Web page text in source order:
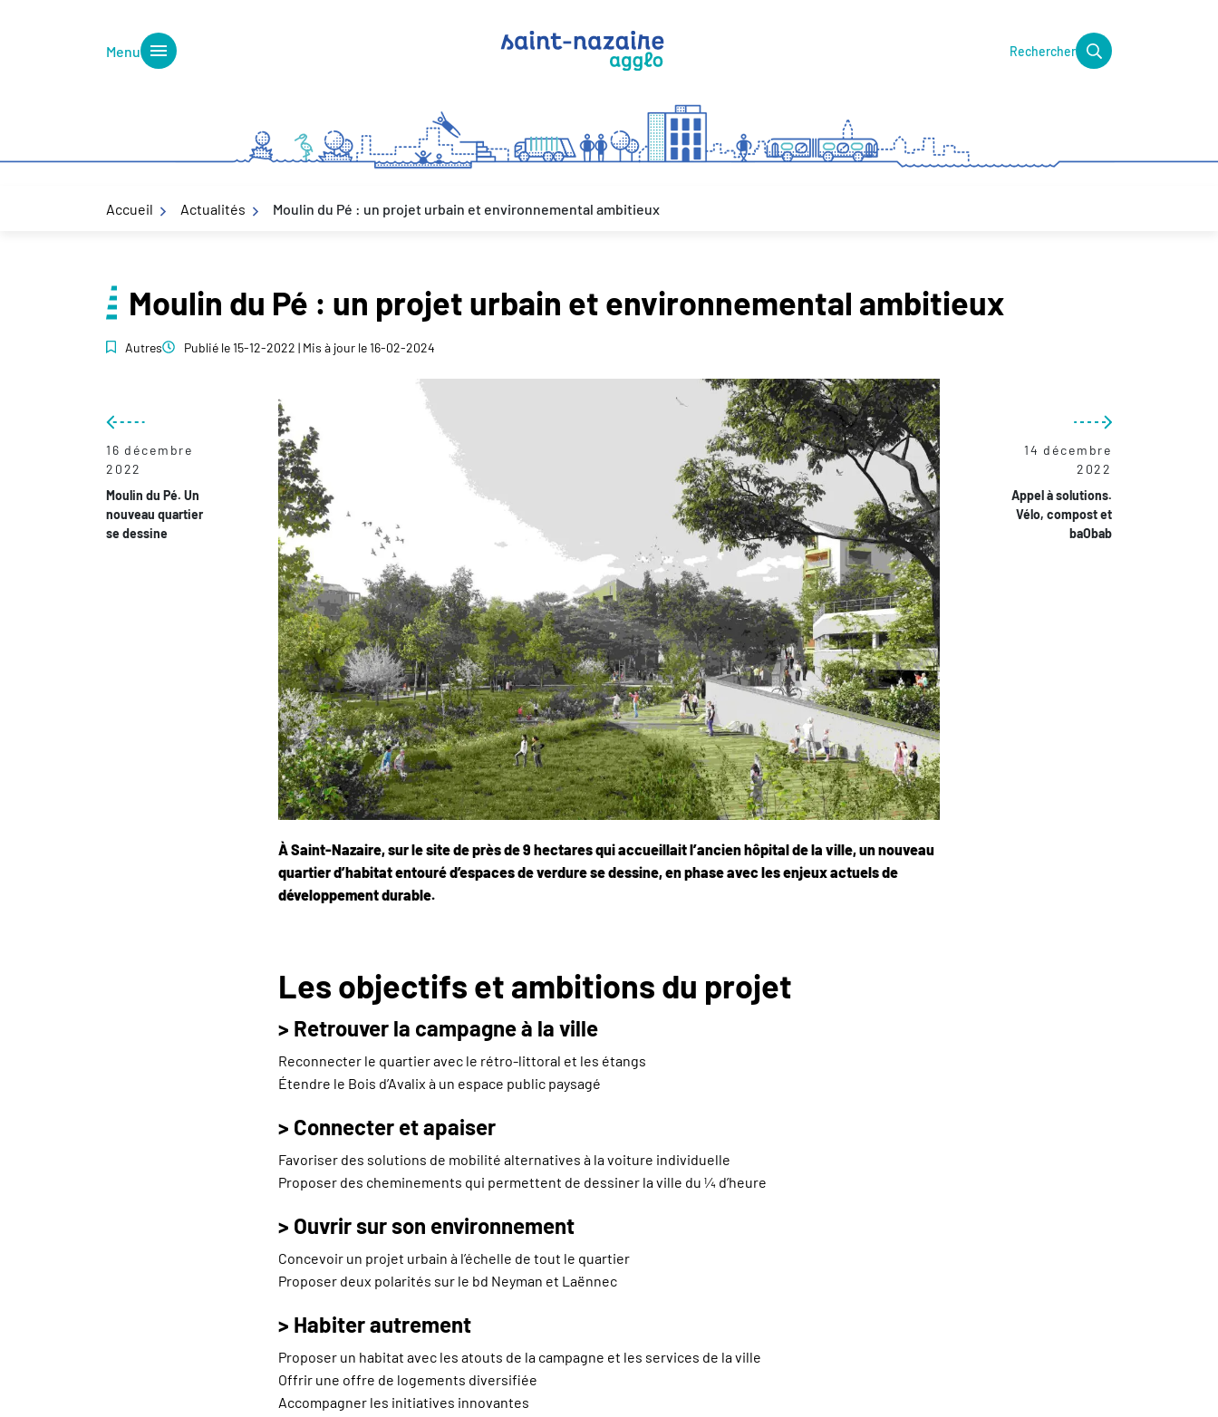
Menu Rechercher
Accueil Actualités Moulin du Pé : un projet urbain et environnemental ambitieux
Moulin du Pé : un projet urbain et environnemental ambitieux
Autres Publié le15-12-2022 | Mis à jour le16-02-2024
16 décembre
2022
Moulin du Pé. Un
nouveau quartier
se dessine
14 décembre
2022
Appel à solutions.
Vélo, compost et
baObab
À Saint-Nazaire, sur le site de près de 9 hectares qui accueillait l’ancien hôpital de la ville, un nouveau
quartier d’habitat entouré d’espaces de verdure se dessine, en phase avec les enjeux actuels de
développement durable.
Les objectifs et ambitions du projet
> Retrouver la campagne à la ville
Reconnecter le quartier avec le rétro-littoral et les étangs
Étendre le Bois d’Avalix à un espace public paysagé
> Connecter et apaiser
Favoriser des solutions de mobilité alternatives à la voiture individuelle
Proposer des cheminements qui permettent de dessiner la ville du ¼ d’heure
> Ouvrir sur son environnement
Concevoir un projet urbain à l’échelle de tout le quartier
Proposer deux polarités sur le bd Neyman et Laënnec
> Habiter autrement
Proposer un habitat avec les atouts de la campagne et les services de la ville
Offrir une offre de logements diversifiée
Accompagner les initiatives innovantes